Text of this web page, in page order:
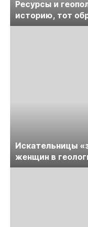
Ресурсы и
историю, тот
Искательницы
женщин в